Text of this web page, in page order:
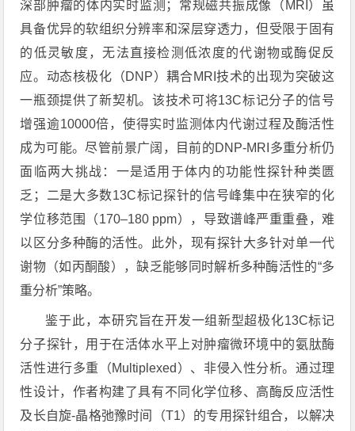
深部肿瘤的体内实时监测；常规磁共振成像（MRI）虽
具备优异的软组织分辨率和深层穿透力，但受限于固有
的低灵敏度，无法直接检测低浓度的代谢物或酶促反
应。 动态核极化 （DNP）耦合MRI技术的出现为突破这
一瓶颈提供了新契机。该技术可将13C标记分子的信号
增强逾10000倍，使得实时监测体内代谢过程及酶活性
成为可能。尽管前景广阔，目前的DNP-MRI多重分析仍
面临两大挑战：一是适用于体内的功能性探针种类匮
乏；二是大多数13C标记探针的信号峰集中在狭窄的化
学位移范围（170–180 ppm），导致谱峰严重重叠，难
以区分多种酶的活性。此外，现有探针大多针对单一代
谢物（如丙酮酸），缺乏能够同时解析多种酶活性的“多
重分析”策略。
鉴于此，本研究旨在开发一组新型超极化13C标记
分子探针，用于在活体水平上对肿瘤微环境中的氨肽酶
活性进行多重（Multiplexed）、非侵入性分析。通过理
性设计，作者构建了具有不同化学位移、高酶反应活性
及长自旋-晶格弛豫时间（T1）的专用探针组合，以解决